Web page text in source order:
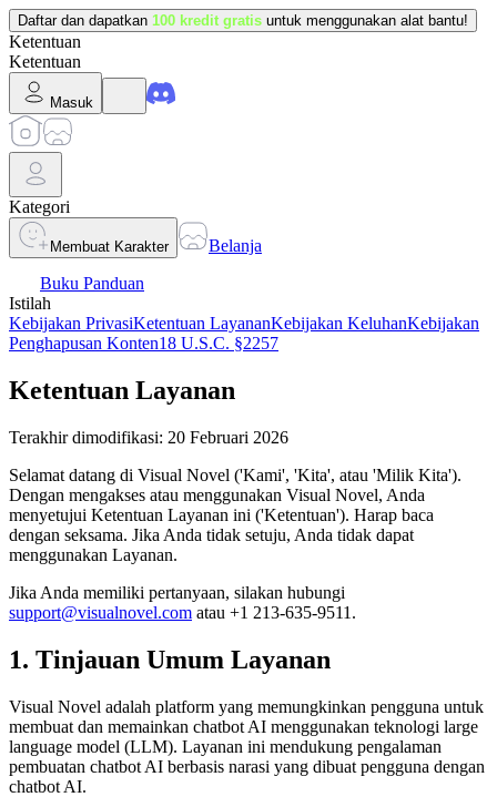
Daftar dan dapatkan 100 kredit gratis untuk menggunakan alat bantu!
Ketentuan
Ketentuan
Masuk
Kategori
Membuat Karakter
Belanja
Buku Panduan
Istilah
Kebijakan PrivasiKetentuan LayananKebijakan KeluhanKebijakan
Penghapusan Konten18 U.S.C. §2257
Ketentuan Layanan
Terakhir dimodifikasi: 20 Februari 2026
Selamat datang di Visual Novel ('Kami', 'Kita', atau 'Milik Kita').
Dengan mengakses atau menggunakan Visual Novel, Anda
menyetujui Ketentuan Layanan ini ('Ketentuan'). Harap baca
dengan seksama. Jika Anda tidak setuju, Anda tidak dapat
menggunakan Layanan.
Jika Anda memiliki pertanyaan, silakan hubungi
support@visualnovel.com atau +1 213-635-9511.
1. Tinjauan Umum Layanan
Visual Novel adalah platform yang memungkinkan pengguna untuk
membuat dan memainkan chatbot AI menggunakan teknologi large
language model (LLM). Layanan ini mendukung pengalaman
pembuatan chatbot AI berbasis narasi yang dibuat pengguna dengan
chatbot AI.